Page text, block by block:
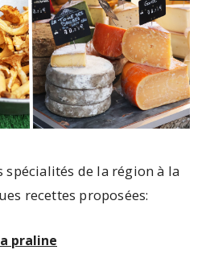
spécialités de la région à la
recettes proposées:
praline